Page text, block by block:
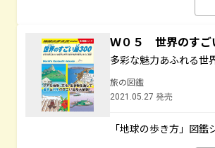
Ｗ０５ 世界のすご
多彩な魅力あふれる世
旅の図鑑
2021.05.27 発売
「地球の歩き方」図鑑